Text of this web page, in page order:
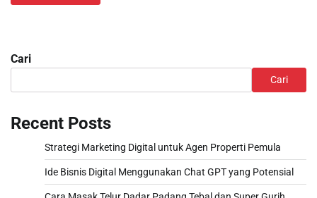
Cari
Cari
Recent Posts
Strategi Marketing Digital untuk Agen Properti Pemula
Ide Bisnis Digital Menggunakan Chat GPT yang Potensial